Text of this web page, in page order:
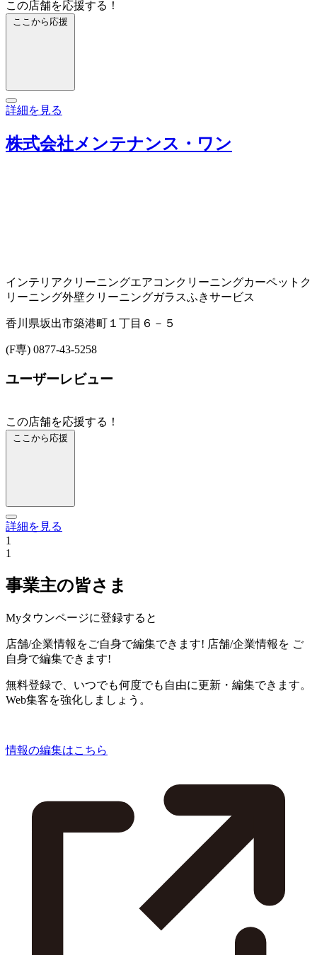
この店舗を応援する！
ここから応援
詳細を見る
株式会社メンテナンス・ワン
インテリアクリーニングエアコンクリーニングカーペットク
リーニング外壁クリーニングガラスふきサービス
香川県坂出市築港町１丁目６－５
(F専) 0877-43-5258
ユーザーレビュー
この店舗を応援する！
ここから応援
詳細を見る
1
1
事業主の皆さま
Myタウンページに登録すると
店舗/企業情報をご自身で編集できます! 店舗/企業情報を ご
自身で編集できます!
無料登録で、いつでも何度でも自由に更新・編集できます。
Web集客を強化しましょう。
情報の編集はこちら